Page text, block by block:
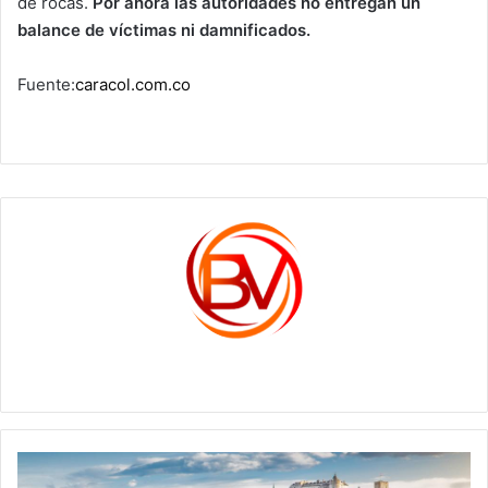
balance de víctimas ni damnificados.
Fuente:caracol.com.co
Los